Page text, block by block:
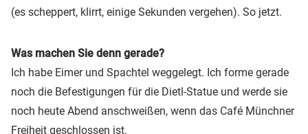
(es scheppert, klirrt, einige Sekunden vergehen). So jetzt.
Was machen Sie denn gerade?
Ich habe Eimer und Spachtel weggelegt. Ich forme gerade
noch die Befestigungen für die Dietl-Statue und werde sie
noch heute Abend anschweißen, wenn das Café Münchner
Freiheit geschlossen ist.